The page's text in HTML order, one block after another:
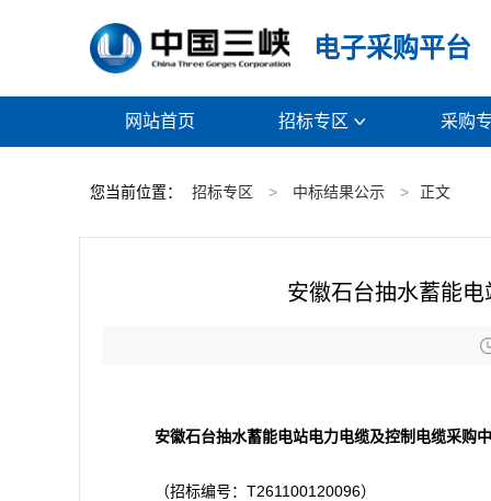
电子采购平台
网站首页 招标专区  采购
您当前位置： 招标专区 > 中标结果公示 > 正文
安徽石台抽水蓄能
安徽石台抽水蓄能电站电力电缆及控制电缆采购
（招标编号：T261100120096）